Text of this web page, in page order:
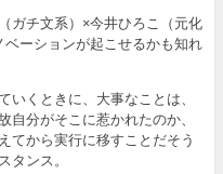
ガチ文系）×今井ひろこ（元化
ーションが起こせるかも知れ
くときに、大事なことは、
分がそこに惹かれたのか、
てから実行に移すことだそう
ンス。